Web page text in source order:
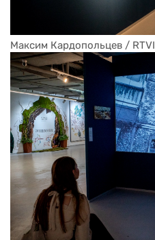
Максим Кардопольцев / RTVI